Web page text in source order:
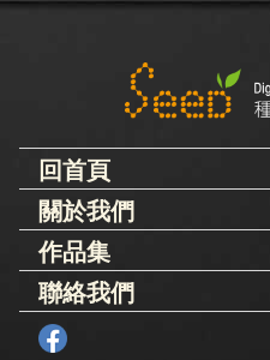
回首頁
關於我們
作品集
聯絡我們